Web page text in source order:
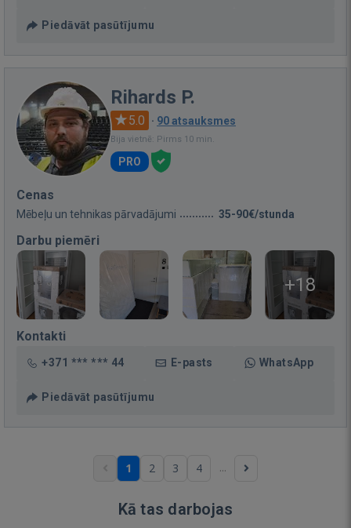
Piedāvāt pasūtījumu
Rihards P.
5.0 · 90 atsauksmes
Bija vietnē: Pirms 10 min.
PRO
Cenas
Mēbeļu un tehnikas pārvadājumi 35-90€/stunda
Darbu piemēri
+18
Kontakti
+371 *** *** 44 E-pasts WhatsApp
Piedāvāt pasūtījumu
1 2 3 4 ...
Kā tas darbojas